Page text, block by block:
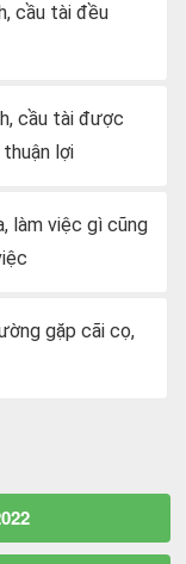
cầu tài đều
cầu tài được
lợi
làm việc gì cũng
gặp cãi cọ,